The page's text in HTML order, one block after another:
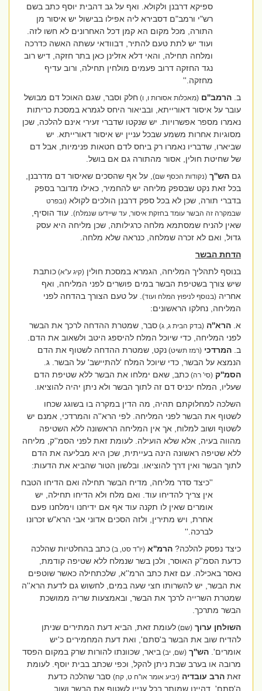
ספיקא דרבנן ולקולא. ואף על גב דהבית יוסף כתב בשם
רש"י ורמב"ם דסבירא ליה אפילו בבישול יש איסור מן
התורה, מכל מקום הא קמן דכל האחרונים לא חשו לזה.
ועוד יש לתת טעם להתיר, דבוודאי עשתה האשה כדרכה
ומלחה תחילה, והאי דלא אזלינן כאן בתר חזקה, דיש רוב
נגד החזקה דרוב פעמים מולחין תחילה, ורוב עדיף
מחזקה.''
ב.הרמב''ם (מאכלות אסורות ו, ו) חלק וסבר, שגם האוכל דם מבושל
עובר על איסור דאורייתא, ובביאור היחס לגמרא במסכת כריתות
נאמרו מספר אפשרויות. יש שנקטו שדברי זעירי אינם להלכה, שכן
מסוגיות אחרות משמע שבכל עניין יש איסור דאורייתא. יש
שביארו, שדבריו נאמרו רק ביחס לדם חטאות פנימיות, אבל דם
של שחיטת חולין, אסור מהתורה גם אם בושל.
גםהש''ך (נקודות הכסף שם), על אף שהסכים שאיסור דם מדרבנן,
בכל זאת נקט שבספק מליחה יש להחמיר, כאילו מדובר בספק
בדברי תורה, שכן לא בכל ספק דרבנן הולכים לקולא(ובפרט
שבמקרה זה הבשר עומד בחזקת איסור, עד שיידעו שנמלח). עוד הוסיף,
שאין להניח שמסתמא מלחה כרגילותה, שכן מליחה היא עסק
גדול, ואם לא זכרה שמלחה, כנראה שלא מלחה.
הדחת הבשר
בנוסף לתהליך המליחה, הגמרא במסכת חולין(קיג ע''א)כותבת
שיש צורך בשטיפת הבשר במים פושרים לפני המליחה, ואף
אחריה(בנוסף לניפוץ המלח ועוד). על טעם הצורך בהדחה לפני
המליחה, נחלקו הראשונים:
א.הרא''ה (בדק הבית ג, ג) סבר, שמטרת ההדחה לרכך את הבשר
לפני המליחה, כדי שיוכל המלח להיספג היטב ולשאוב את הדם.
ב.המרדכי (רמז תשיט)נקט, שמטרת ההדחה לשטוף את הדם
הנמצא על הבשר, כדי שיוכל המלח 'להתיישב' על הבשר. ג.
הסמ''ק (סי' רה)כתב, שאם ימלחו את הבשר ללא שטיפת הדם
שעליו, המלח יכניס דם זה לתוך הבשר ולא ניתן יהיה להוציאו.
השלכה למחלוקתם תהיה, מה הדין במקרה בו בשוגג שכחו
לשטוף את הבשר לפני המליחה. לפי הרא''ה והמרדכי, אמנם יש
לשטוף ושוב למלוח, אך אין המליחה הראשונה ללא השטיפה
מהווה בעיה, אלא שלא הועילה. לעומת זאת לפני הסמ''ק, מליחה
ללא שטיפה ראשונה הינה בעייתית, שכן היא מבליעה את הדם
לתוך הבשר ואין דרך להוציאו. ובלשון הטור שהביא את הדעות:
''כיצד סדר מליחה, מדיח הבשר תחילה ואם הדיחו הטבח
אין צריך להדיחו עוד. ואם מלח ולא הדיחו תחילה, יש
אומרים שאין לו תקנה עוד אף אם ידיחנו וימלחנו פעם
אחרת, ויש מתירין, ולזה הסכים אדוני אבי הרא"ש זכרונו
לברכה.''
כיצד נפסק להלכה?הרמ''א(יו''ד סט, ב) כתב בהחלטיות שהלכה
כדעת הסמ''ק האוסר, ולכן בשר שנמלח ללא שטיפה קודמת,
נאסר באכילה. עם זאת כתב הרמ''א, שלכתחילה כאשר שוטפים
את הבשר, יש להשרותו חצי שעה במים, לחשוש גם לדעת הרא''ה
שמטרת השרייה לרכך את הבשר, ובאמצעות שריה ממושכת
הבשר מתרכך.
השולחן ערוך (שם)לעומת זאת, הביא דעת המתירים שניתן
להדיח שוב את הבשר ב'סתם', ואת דעת המחמירים כ'יש
אומרים'.הש''ך (שם, יב)ביאר, שכוונתו להורות שרק במקום הפסד
מרובה או בערב שבת ניתן להקל, וכפי שכתב בבית יוסף. לעומת
זאתהרב עובדיה (יביע אומר או''ח ט, קח)סבר שהלכה כדעת
ה'סתם', דהיינו שמותר בכל עניין לשטוף את הבשר ושוב